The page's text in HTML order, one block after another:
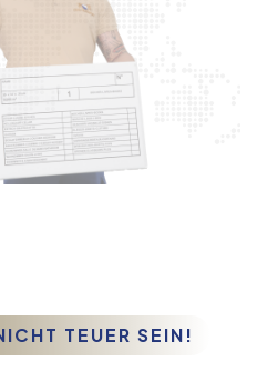
TEUER SEIN!